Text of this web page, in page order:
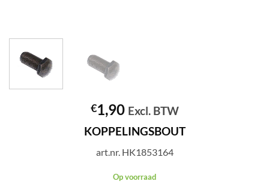
€1,90 Excl. BTW
KOPPELINGSBOUT
art.nr. HK1853164
Op voorraad